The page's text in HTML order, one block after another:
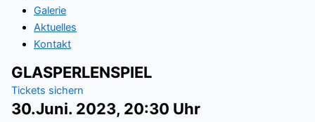
Galerie
Aktuelles
Kontakt
GLASPERLENSPIEL
Tickets sichern
30.Juni. 2023, 20:30 Uhr